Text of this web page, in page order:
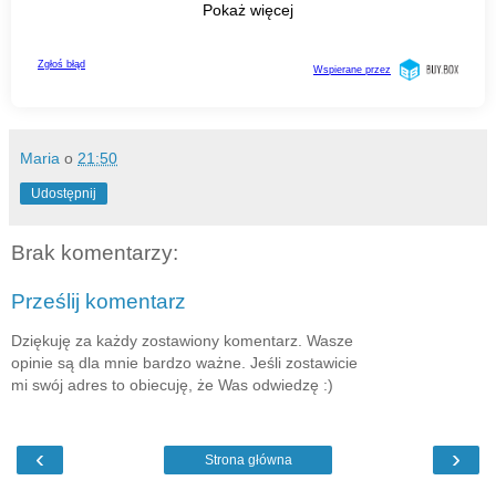
Maria o 21:50
Udostępnij
Brak komentarzy:
Prześlij komentarz
Dziękuję za każdy zostawiony komentarz. Wasze
opinie są dla mnie bardzo ważne. Jeśli zostawicie
mi swój adres to obiecuję, że Was odwiedzę :)
‹ ›
Strona główna